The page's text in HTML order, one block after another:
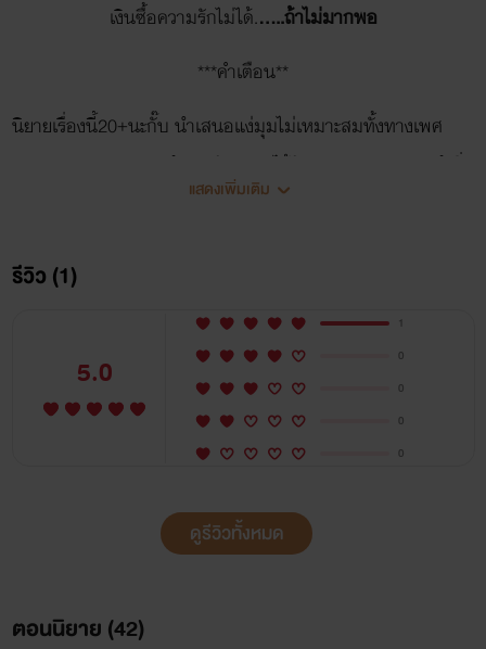
เงินซื้อความรักไม่ได้......ถ้าไม่มากพอ
***คำเตือน**
นิยายเรื่องนี้20+นะกั๊บ นำเสนอแง่มุมไม่เหมาะสมทั้งทางเพศ
และภาษา ทุกการกระทำ ทุกตัวละคร ได้รับผลกรรมจากการทำสิ่ง
ที่ผิดทุกคน ไรท์จะพยายามนำเสนอให้ดีที่สุดค่ะ ไม่ได้มีเจตนาสื่อ
นักธุรกิจหนุ่มเจ้าบริษัทส่งออกอุปกรณ์ไฟฟ้าชื่อดัง เป็น
ผู้ชายที่รักงานเป็นชีวิตจิตใจ แต่งงานมีภรรยาแล้ว ชีวิต35ปีที่เกิด
ขายตัวข้างถนนแบบ'ปราย'
เด็กหนุ่มอายุ 20 นิสัยกวนๆมึนๆ ทำงานอยู่ในซ่องขายตัว
แสดงเพิ่มเติม
รีวิว (1)
5.0
1
0
0
0
0
ดูรีวิวทั้งหมด
ตอนนิยาย (42)